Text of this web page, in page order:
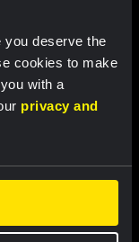
you deserve the
cookies to make
with a
privacy and
de